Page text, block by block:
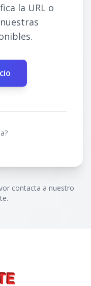
la URL o
contacta a nuestro